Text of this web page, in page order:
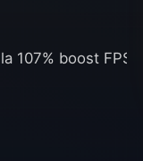
107% boost FPS